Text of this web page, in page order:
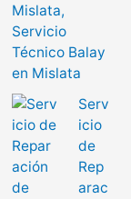
Mislata,
Servicio
Técnico Balay
en Mislata
Serv
icio
de
Rep
arac